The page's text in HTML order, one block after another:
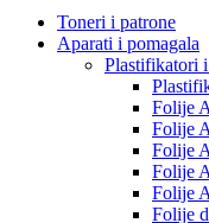
Toneri i patrone
Aparati i pomagala
Plastifikatori
Folije
Folije
Folije
Folije
Folije
Folije